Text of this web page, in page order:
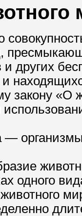
других
закону «О
—
одного